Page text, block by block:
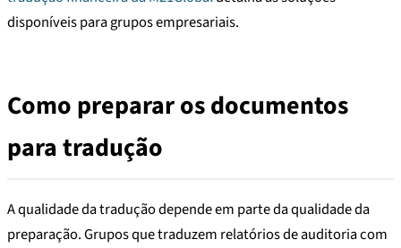
disponíveis para grupos empresariais.
Como preparar os documentos
para tradução
A qualidade da tradução depende em parte da qualidade da
preparação. Grupos que traduzem relatórios de auditoria com